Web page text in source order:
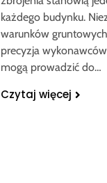
każdego budynku.
warunków
precyzja
mogą prowadzić do…
Czytaj więcej